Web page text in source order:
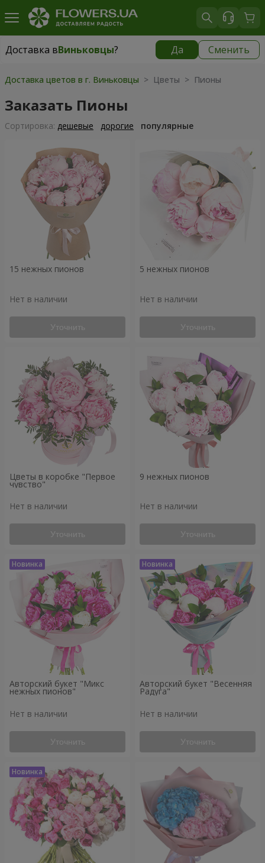
Доставка вВиньковцы? Да Сменить
Доставка вВиньковцы|
Доставка цветов в г. Виньковцы > Цветы > Пионы
Заказать Пионы
Cортировка: дешевые дорогие популярные
15 нежных пионов
Нет в наличии
Уточнить
5 нежных пионов
Нет в наличии
Уточнить
Цветы в коробке "Первое
чувство"
Нет в наличии
Уточнить
9 нежных пионов
Нет в наличии
Уточнить
Авторский букет "Микс
нежных пионов"
Нет в наличии
Уточнить
Авторский букет "Весенняя
Радуга"
Нет в наличии
Уточнить